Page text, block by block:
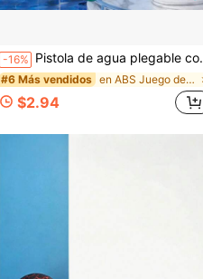
-16% Pistola de agua plegable con forma de teléfono, lanzador de agua realista, cañón de agua con boquilla doble de largo alcance, juguete de agua portátil y plegable para playa, piscina, batalla de agua, fiesta, broma, verano y actividades al aire libre
#6 Más vendidos en ABS Juego de agua para adolescentes
$2.94